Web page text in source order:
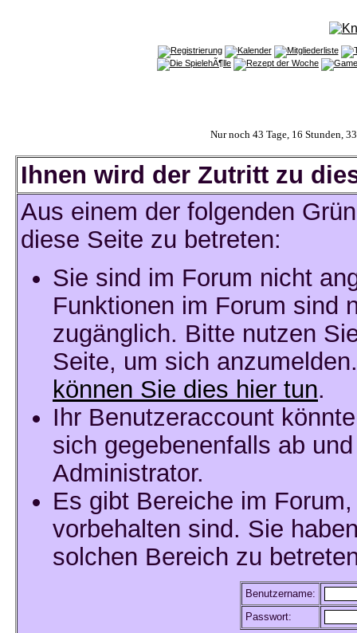
Nur noch 43 Tage, 16 Stunden,
Ihnen wird der Zutritt zu
Aus einem der folgenden
diese Seite zu betreten:
Sie sind im Forum nicht
Funktionen im Forum sind
zugänglich. Bitte nutzen
Seite, um sich
können Sie dies hier tun.
Ihr Benutzeraccount
sich gegebenenfalls ab
Administrator.
Es gibt Bereiche im
vorbehalten sind. Sie
solchen Bereich zu
Benutzername:
Passwort: